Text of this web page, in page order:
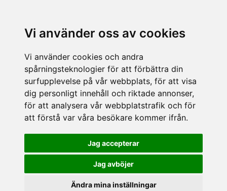
Vi använder oss av cookies
Vi använder cookies och andra
spårningsteknologier för att förbättra din
surfupplevelse på vår webbplats, för att visa
dig personligt innehåll och riktade annonser,
för att analysera vår webbplatstrafik och för
att förstå var våra besökare kommer ifrån.
Jag accepterar
Jag avböjer
Ändra mina inställningar